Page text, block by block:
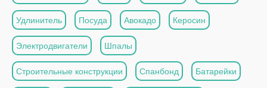
Удлинитель Посуда Авокадо Керосин
Электродвигатели Шпалы
Строительные конструкции Спанбонд Батарейки